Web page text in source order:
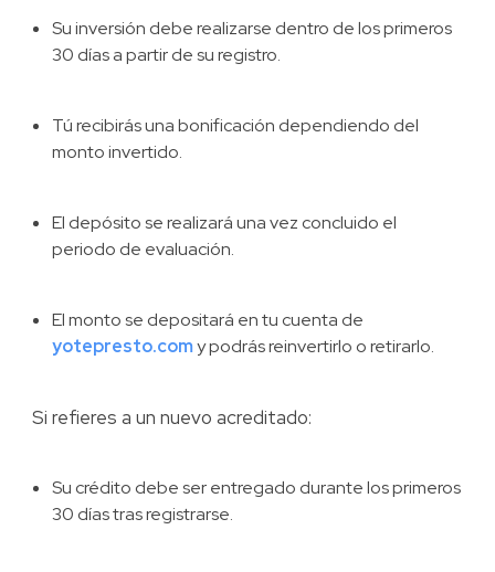
Su inversión debe realizarse dentro de los primeros
30 días a partir de su registro.
Tú recibirás una bonificación dependiendo del
monto invertido.
El depósito se realizará una vez concluido el
periodo de evaluación.
El monto se depositará en tu cuenta de
yotepresto.comy podrás reinvertirlo o retirarlo.
Si refieres a un nuevo acreditado:
Su crédito debe ser entregado durante los primeros
30 días tras registrarse.